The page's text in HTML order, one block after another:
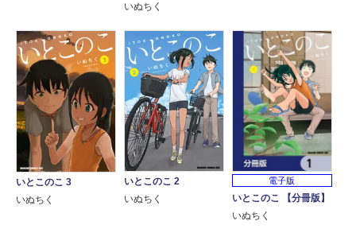
いぬちく
いとこのこ 3
いぬちく
いとこのこ 2
いぬちく
電子版
いとこのこ 【分冊版】
いぬちく